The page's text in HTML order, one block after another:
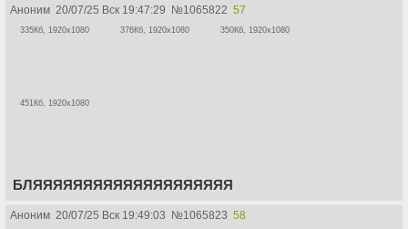
Аноним 20/07/25 Вск 19:47:29 №1065822 57
335Кб, 1920x1080 376Кб, 1920x1080 350Кб, 1920x1080
451Кб, 1920x1080
БЛЯЯЯЯЯЯЯЯЯЯЯЯЯЯЯЯЯЯЯЯ
Аноним 20/07/25 Вск 19:49:03 №1065823 58